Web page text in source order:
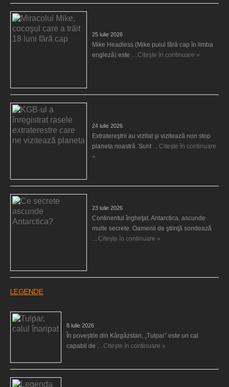
25 iulie 2026
Mike Headless (Mike puiul fără cap în limba
engleză) este …Citește în continuare »
24 iulie 2026
Extratereştrii au vizitat şi vizitează non stop
planeta noastră. Sunt …Citește în continuare
»
23 iulie 2026
Continentul îngheţat, Antarctica, ascunde
multe secrete. Oamenii de ştiinţă sondează
…Citește în continuare »
LEGENDE
8 iulie 2026
În poveștile din Kârgâzstan, „Tulpar” este un cal
capabil de …Citește în continuare »